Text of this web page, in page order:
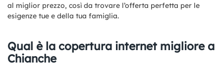
al miglior prezzo, così da trovare l’offerta perfetta per le
esigenze tue e della tua famiglia.
Qual è la copertura internet migliore a
Chianche